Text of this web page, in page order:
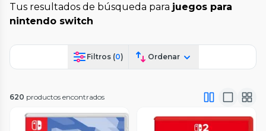
Tus resultados de búsqueda para juegos para
nintendo switch
Filtros (0) Ordenar
620 productos encontrados